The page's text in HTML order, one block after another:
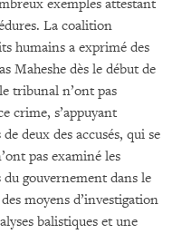
exemples attestant
La coalition
humains a exprimé des
Maheshe dès le début de
tribunal n’ont pas
crime, s’appuyant
deux des accusés, qui se
pas examiné les
gouvernement dans le
moyens d’investigation
balistiques et une